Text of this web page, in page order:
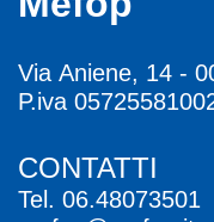
Via Aniene, 14 -
P.iva
CONTATTI
Tel. 06.48073501